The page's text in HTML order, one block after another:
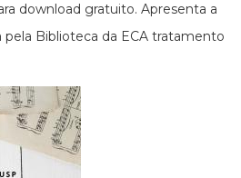
download gratuito. Apresenta a
Biblioteca da ECA tratamento